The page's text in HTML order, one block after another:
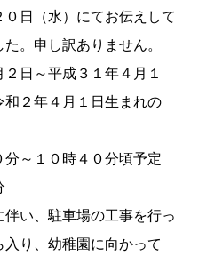
水）にてお伝えして
。申し訳ありません。
～平成３１年４月１
和２年４月１日生まれの
１０時４０分頃予定
駐車場の工事を行っ
り、幼稚園に向かって